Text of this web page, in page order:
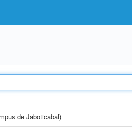
de Jaboticabal)